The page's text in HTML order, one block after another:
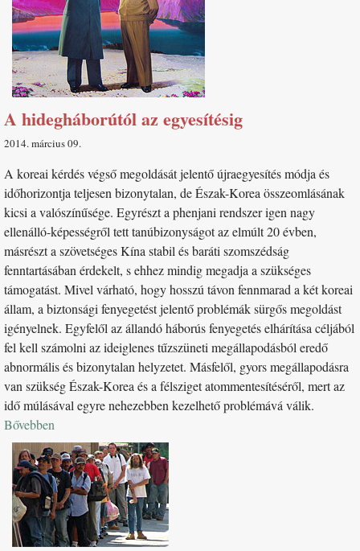
A hidegháborútól az egyesítésig
2014. március 09
A koreai kérdés végső megoldását jelentő újraegyesítés módja és
időhorizontja teljesen bizonytalan, de Észak-Korea összeomlásának
kicsi a valószínűsége. Egyrészt a phenjani rendszer igen nagy
ellenálló-képességről tett tanúbizonyságot az elmúlt 20 évben,
másrészt a szövetséges Kína stabil és baráti szomszédság
fenntartásában érdekelt, s ehhez mindig megadja a szükséges
támogatást. Mivel várható, hogy hosszú távon fennmarad a két koreai
állam, a biztonsági fenyegetést jelentő problémák sürgős megoldást
igényelnek. Egyfelől az állandó háborús fenyegetés elhárítása céljából
fel kell számolni az ideiglenes tűzszüneti megállapodásból eredő
abnormális és bizonytalan helyzetet. Másfelől, gyors megállapodásra
van szükség Észak-Korea és a félsziget atommentesítéséről, mert az
idő múlásával egyre nehezebben kezelhető problémává válik.
Bővebben